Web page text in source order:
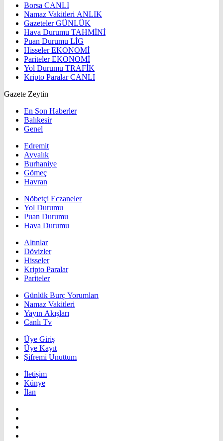
Borsa CANLI
Namaz Vakitleri ANLIK
GazetelerGÜNLÜK
Hava Durumu TAHMİNİ
Puan Durumu LİG
HisselerEKONOMİ
ParitelerEKONOMİ
Yol Durumu TRAFİK
Kripto ParalarCANLI
Gazete Zeytin
En Son Haberler
Balıkesir
Genel
Edremit
Ayvalık
Burhaniye
Gömeç
Havran
Nöbetçi Eczaneler
Yol Durumu
Puan Durumu
Hava Durumu
Altınlar
Dövizler
Hisseler
Kripto Paralar
Pariteler
Günlük Burç Yorumları
Namaz Vakitleri
Yayın Akışları
Canlı Tv
Üye Giriş
Üye Kayıt
Şifremi Unuttum
İletişim
Künye
İlan